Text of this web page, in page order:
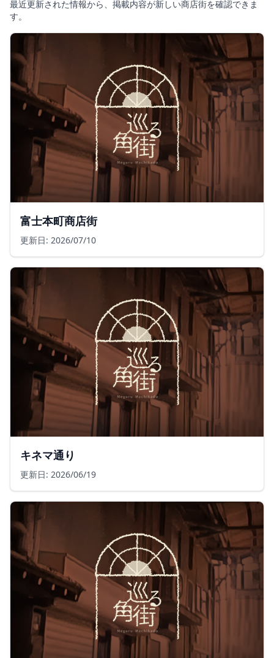
最近更新された情報から、掲載内容が新しい商店街を確認できま
す。
富士本町商店街
更新日: 2026/07/10
キネマ通り
更新日: 2026/06/19